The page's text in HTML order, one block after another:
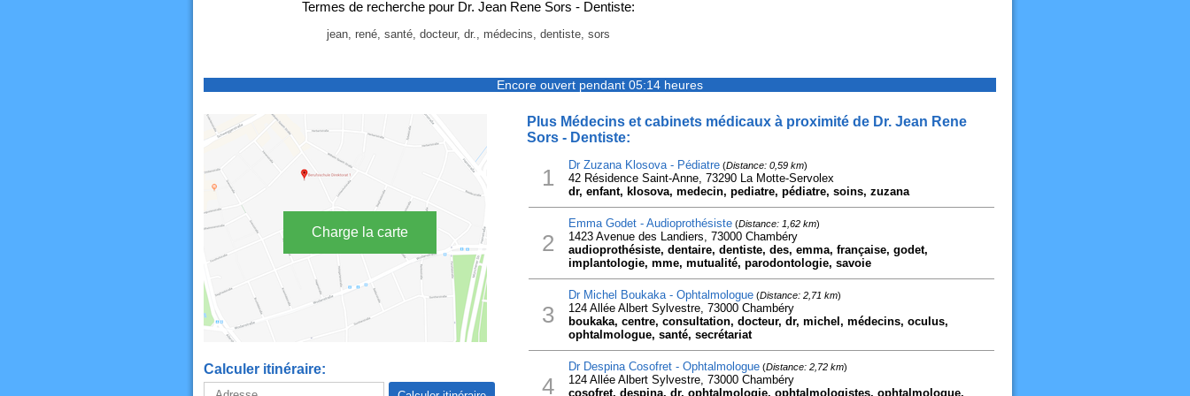
Termes de recherche pour Dr. Jean Rene Sors - Dentiste:
jean, rené, santé, docteur, dr., médecins, dentiste, sors
Encore ouvert pendant 05:14 heures
Charge la carte
Calculer itinéraire:
Plus Médecins et cabinets médicaux à proximité de Dr. Jean Rene
Sors - Dentiste:
1 Dr Zuzana Klosova - Pédiatre(Distance: 0,59 km)
42 Résidence Saint-Anne, 73290 La Motte-Servolex
dr, enfant, klosova, medecin, pediatre, pédiatre, soins, zuzana
2
Emma Godet - Audioprothésiste(Distance: 1,62 km)
1423 Avenue des Landiers, 73000 Chambéry
audioprothésiste, dentaire, dentiste, des, emma, française, godet,
implantologie, mme, mutualité, parodontologie, savoie
3
Dr Michel Boukaka - Ophtalmologue(Distance: 2,71 km)
124 Allée Albert Sylvestre, 73000 Chambéry
boukaka, centre, consultation, docteur, dr, michel, médecins, oculus,
ophtalmologue, santé, secrétariat
4
Dr Despina Cosofret - Ophtalmologue(Distance: 2,72 km)
124 Allée Albert Sylvestre, 73000 Chambéry
cosofret, despina, dr, ophtalmologie, ophtalmologistes, ophtalmologue,